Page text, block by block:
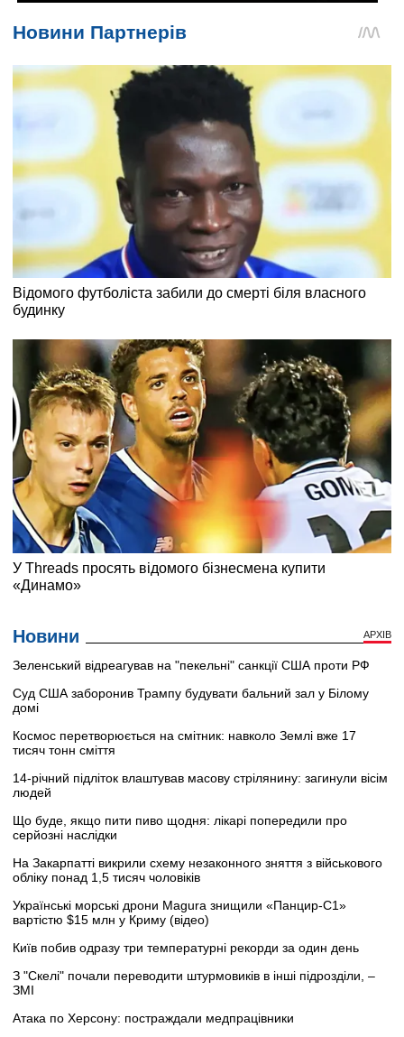
Новини АРХІВ
Зеленський відреагував на "пекельні" санкції США проти РФ
Суд США заборонив Трампу будувати бальний зал у Білому
домі
Космос перетворюється на смітник: навколо Землі вже 17
тисяч тонн сміття
14-річний підліток влаштував масову стрілянину: загинули вісім
людей
Що буде, якщо пити пиво щодня: лікарі попередили про
серйозні наслідки
На Закарпатті викрили схему незаконного зняття з військового
обліку понад 1,5 тисяч чоловіків
Українські морські дрони Magura знищили «Панцир-С1»
вартістю $15 млн у Криму (відео)
Київ побив одразу три температурні рекорди за один день
З "Скелі" почали переводити штурмовиків в інші підрозділи, –
ЗМІ
Атака по Херсону: постраждали медпрацівники